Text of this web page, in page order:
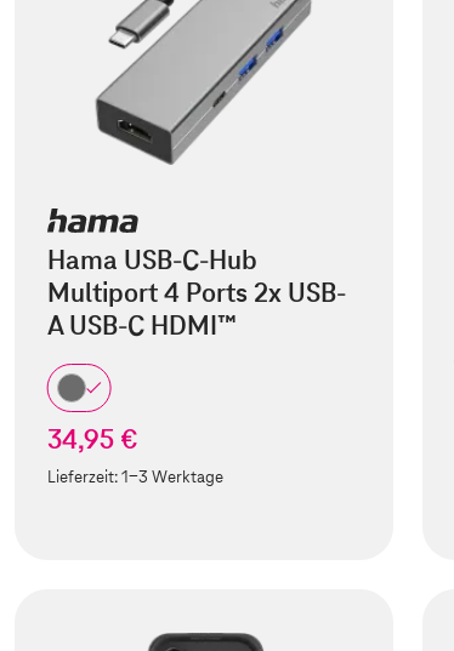
Hama USB-C-Hub
Multiport 4 Ports 2x USB-
A USB-C HDMI™
34,95 €
Lieferzeit:1-3 Werktage